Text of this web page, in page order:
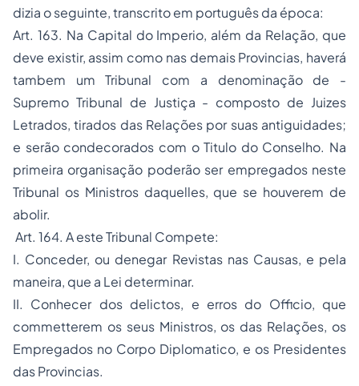
dizia o seguinte, transcrito em português da época:
Art. 163. Na Capital do Imperio, além da Relação, que
deve existir, assim como nas demais Provincias, haverá
tambem um Tribunal com a denominação de -
Supremo Tribunal de Justiça - composto de Juizes
Letrados, tirados das Relações por suas antiguidades;
e serão condecorados com o Titulo do Conselho. Na
primeira organisação poderão ser empregados neste
Tribunal os Ministros daquelles, que se houverem de
abolir.
Art. 164. A este Tribunal Compete:
I. Conceder, ou denegar Revistas nas Causas, e pela
maneira, que a Lei determinar.
II. Conhecer dos delictos, e erros do Officio, que
commetterem os seus Ministros, os das Relações, os
Empregados no Corpo Diplomatico, e os Presidentes
das Provincias.